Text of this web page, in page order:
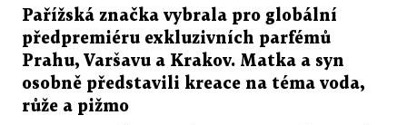
Pařížská značka vybrala pro globální
předpremiéru exkluzivních parfémů
Prahu, Varšavu a Krakov. Matka a syn
osobně představili kreace na téma voda,
růže a pižmo